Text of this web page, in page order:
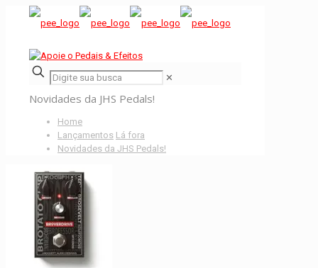
✕
Novidades da JHS Pedals!
Home
Lançamentos Lá fora
Novidades da JHS Pedals!